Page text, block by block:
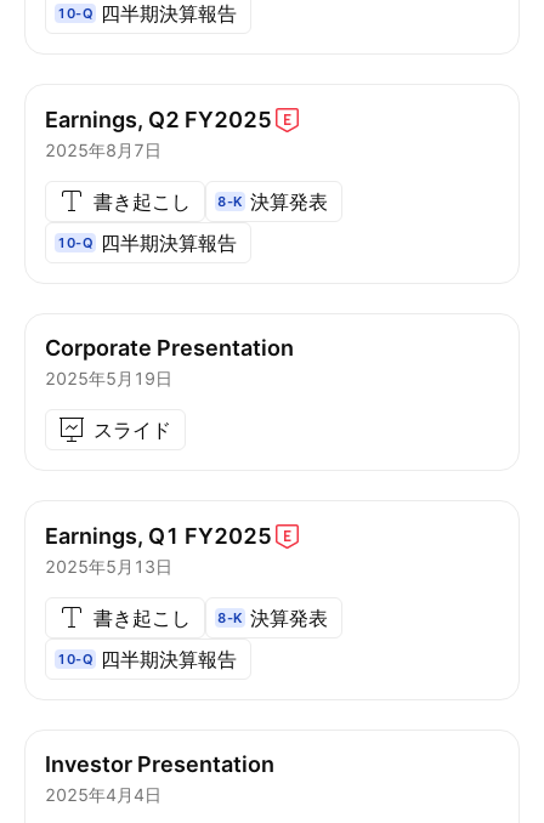
10-Q 四半期決算報告
Earnings, Q2 FY2025
2025年8月7日
書き起こし 8-K 決算発表
10-Q 四半期決算報告
Corporate Presentation
2025年5月19日
スライド
Earnings, Q1 FY2025
2025年5月13日
書き起こし 8-K 決算発表
10-Q 四半期決算報告
Investor Presentation
2025年4月4日